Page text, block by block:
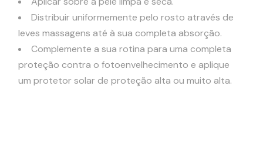
Distribuir uniformemente pelo rosto através de
leves massagens até à sua completa absorção.
Complemente a sua rotina para uma completa
proteção contra o fotoenvelhecimento e aplique
um protetor solar de proteção alta ou muito alta.